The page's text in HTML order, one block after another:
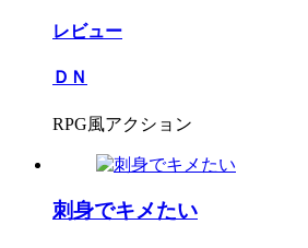
レビュー
ＤＮ
RPG風アクション
刺身でキメたい